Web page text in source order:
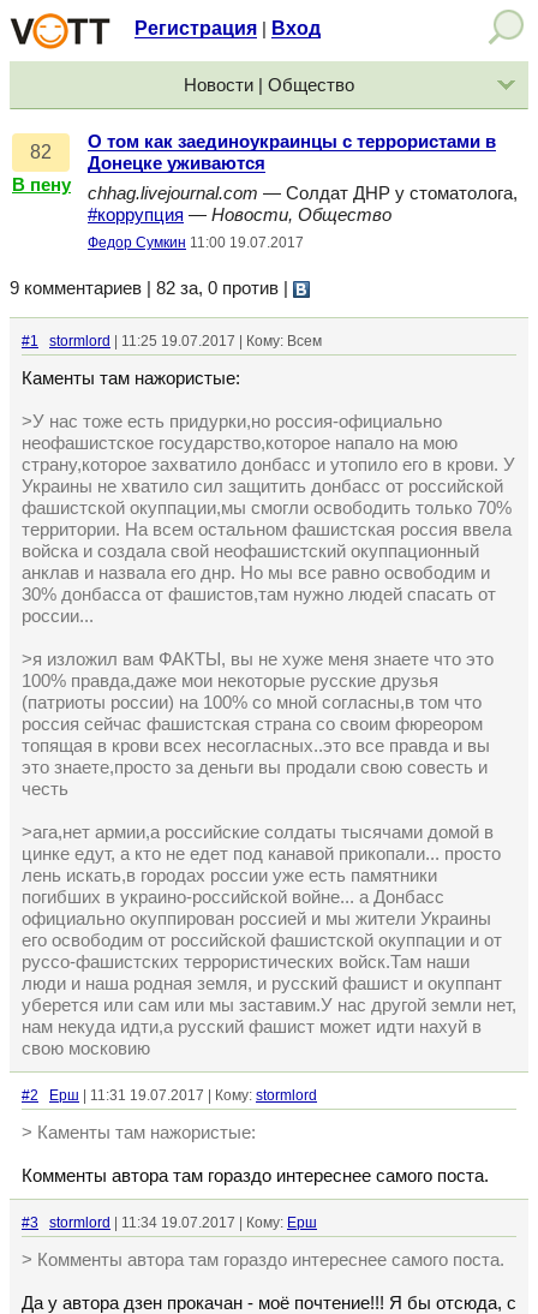
Регистрация Вход
Новости | Общество
82
В пену
О том как заединоукраинцы с террористами в
Донецке уживаются
chhag.livejournal.com — Солдат ДНР у стоматолога,
#коррупция — Новости, Общество
Федор Сумкин 11:00 19.07.2017
9 комментариев | 82 за, 0 против
#1 stormlord | 11:25 19.07.2017 | Кому: Всем
Каменты там нажористые:
>У нас тоже есть придурки,но россия-официально
неофашистское государство,которое напало на мою
страну,которое захватило донбасс и утопило его в крови. У
Украины не хватило сил защитить донбасс от российской
фашистской окуппации,мы смогли освободить только 70%
территории. На всем остальном фашистская россия ввела
войска и создала свой неофашистский окуппационный
анклав и назвала его днр. Но мы все равно освободим и
30% донбасса от фашистов,там нужно людей спасать от
россии...
>я изложил вам ФАКТЫ, вы не хуже меня знаете что это
100% правда,даже мои некоторые русские друзья
(патриоты россии) на 100% со мной согласны,в том что
россия сейчас фашистская страна со своим фюреором
топящая в крови всех несогласных..это все правда и вы
это знаете,просто за деньги вы продали свою совесть и
честь
>ага,нет армии,а российские солдаты тысячами домой в
цинке едут, а кто не едет под канавой прикопали... просто
лень искать,в городах россии уже есть памятники
погибших в украино-российской войне... а Донбасс
официально окуппирован россией и мы жители Украины
его освободим от российской фашистской окуппации и от
руссо-фашистских террористических войск.Там наши
люди и наша родная земля, и русский фашист и окуппант
уберется или сам или мы заставим.У нас другой земли нет,
нам некуда идти,а русский фашист может идти нахуй в
свою московию
#2 Ерш | 11:31 19.07.2017 | Кому: stormlord
> Каменты там нажористые:
Комменты автора там гораздо интереснее самого поста.
#3 stormlord | 11:34 19.07.2017 | Кому: Ерш
> Комменты автора там гораздо интереснее самого поста.
Да у автора дзен прокачан - моё почтение!!! Я бы отсюда, с